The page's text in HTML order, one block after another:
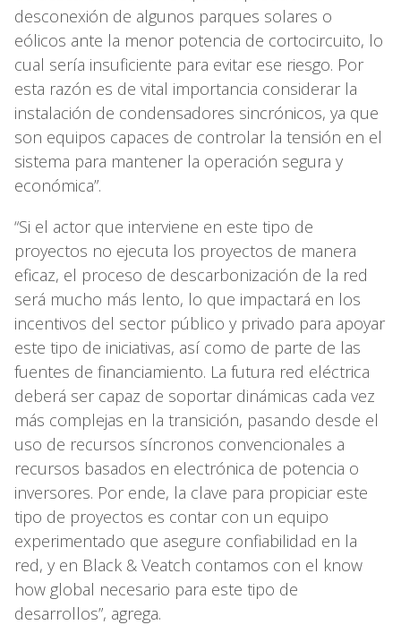
desconexión de algunos parques solares o
eólicos ante la menor potencia de cortocircuito, lo
cual sería insuficiente para evitar ese riesgo. Por
esta razón es de vital importancia considerar la
instalación de condensadores sincrónicos, ya que
son equipos capaces de controlar la tensión en el
sistema para mantener la operación segura y
económica”.
“Si el actor que interviene en este tipo de
proyectos no ejecuta los proyectos de manera
eficaz, el proceso de descarbonización de la red
será mucho más lento, lo que impactará en los
incentivos del sector público y privado para apoyar
este tipo de iniciativas, así como de parte de las
fuentes de financiamiento. La futura red eléctrica
deberá ser capaz de soportar dinámicas cada vez
más complejas en la transición, pasando desde el
uso de recursos síncronos convencionales a
recursos basados en electrónica de potencia o
inversores. Por ende, la clave para propiciar este
tipo de proyectos es contar con un equipo
experimentado que asegure confiabilidad en la
red, y en Black & Veatch contamos con el know
how global necesario para este tipo de
desarrollos”, agrega.